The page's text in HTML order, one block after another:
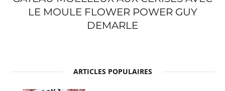
LE MOULE FLOWER POWER GUY
DEMARLE
ARTICLES POPULAIRES